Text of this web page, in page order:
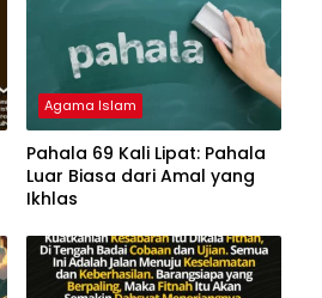
Agama Islam
Pahala 69 Kali Lipat: Pahala
Luar Biasa dari Amal yang
Ikhlas